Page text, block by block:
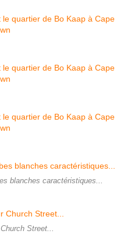
blanches caractéristiques...
Street...